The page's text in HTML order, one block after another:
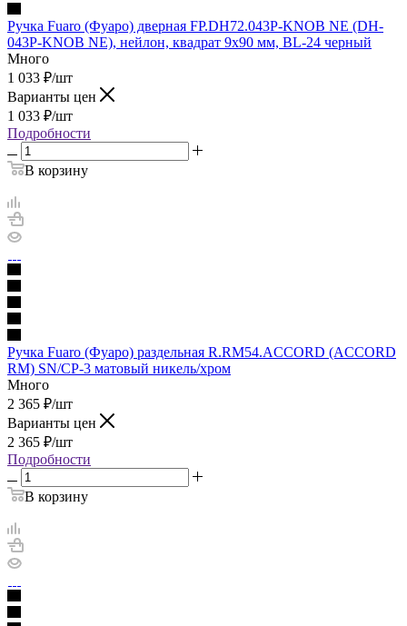
Ручка Fuaro (Фуаро) дверная FP.DH72.043P-KNOB NE (DH-
043P-KNOB NE), нейлон, квадрат 9x90 мм, BL-24 черный
Много
1 033 ₽/шт
Варианты цен
1 033 ₽/шт
Подробности
В корзину
Ручка Fuaro (Фуаро) раздельная R.RM54.ACCORD (ACCORD
RM) SN/CP-3 матовый никель/хром
Много
2 365 ₽/шт
Варианты цен
2 365 ₽/шт
Подробности
В корзину